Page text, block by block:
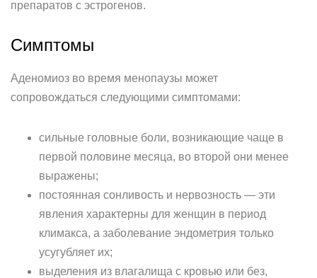
препаратов с эстрогенов.
Симптомы
Аденомиоз во время менопаузы может
сопровождаться следующими симптомами:
сильные головные боли, возникающие чаще в
первой половине месяца, во второй они менее
выражены;
постоянная сонливость и нервозность — эти
явления характерны для женщин в период
климакса, а заболевание эндометрия только
усугубляет их;
выделения из влагалища с кровью или без,